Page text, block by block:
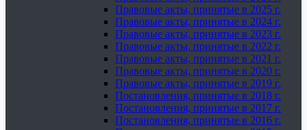
Правовые акты, принятые в 2025 г.
Правовые акты, принятые в 2024 г.
Правовые акты, принятые в 2023 г.
Правовые акты, принятые в 2022 г.
Правовые акты, принятые в 2021 г.
Правовые акты, принятые в 2020 г.
Правовые акты, принятые в 2019 г.
Постановления, принятые в 2018 г.
Постановления, принятые в 2017 г.
Постановления, принятые в 2016 г.